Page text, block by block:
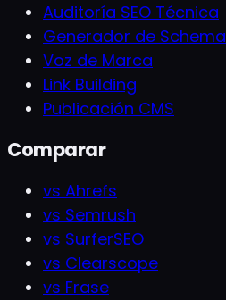
Auditoría SEO Técnica
Generador de Schema
Voz de Marca
Link Building
Publicación CMS
Comparar
vs Ahrefs
vs Semrush
vs SurferSEO
vs Clearscope
vs Frase